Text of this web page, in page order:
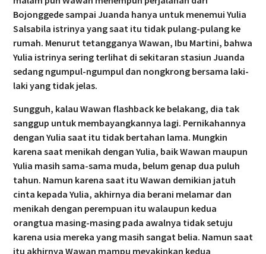
Bojonggede sampai Juanda hanya untuk menemui Yulia
Salsabila istrinya yang saat itu tidak pulang-pulang ke
rumah. Menurut tetangganya Wawan, Ibu Martini, bahwa
Yulia istrinya sering terlihat di sekitaran stasiun Juanda
sedang ngumpul-ngumpul dan nongkrong bersama laki-
laki yang tidak jelas.
Sungguh, kalau Wawan flashback ke belakang, dia tak
sanggup untuk membayangkannya lagi. Pernikahannya
dengan Yulia saat itu tidak bertahan lama. Mungkin
karena saat menikah dengan Yulia, baik Wawan maupun
Yulia masih sama-sama muda, belum genap dua puluh
tahun. Namun karena saat itu Wawan demikian jatuh
cinta kepada Yulia, akhirnya dia berani melamar dan
menikah dengan perempuan itu walaupun kedua
orangtua masing-masing pada awalnya tidak setuju
karena usia mereka yang masih sangat belia. Namun saat
itu akhirnya Wawan mampu meyakinkan kedua